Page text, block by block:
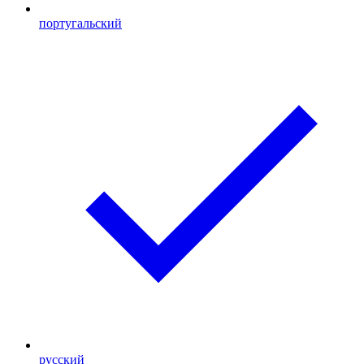
португальский
русский